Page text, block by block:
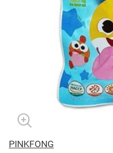
PINKFONG